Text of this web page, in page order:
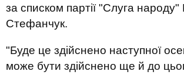
за списком партії "Слуга
Стефанчук.
"Буде це здійснено наступної
може бути здійснено ще й до